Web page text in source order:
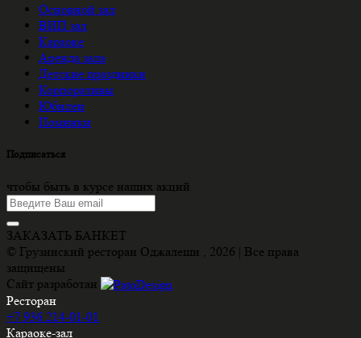
Основной зал
ВИП зал
Караоке
Аренда зала
Детские праздники
Корпоративы
Юбилеи
Поминки
Подписаться
чтобы быть в курсе наших акций
ЗАКАЗАТЬ БАНКЕТ
© Грузинский ресторан Оджалеши , 2026 | Все права
защищены
Сайт разработан
Ресторан
+7 936 214-01-01
Караоке-зал